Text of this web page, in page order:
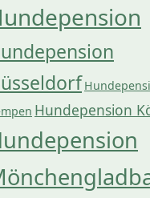
Hundepension